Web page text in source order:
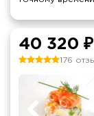
40 320 ₽
176